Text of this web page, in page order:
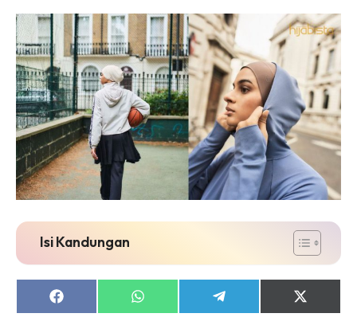
Isi Kandungan
Share
on
Share
on
Share
on
Share
on